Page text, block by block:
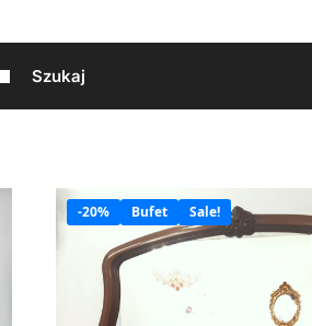
Szukaj
-20% Bufet Sale!